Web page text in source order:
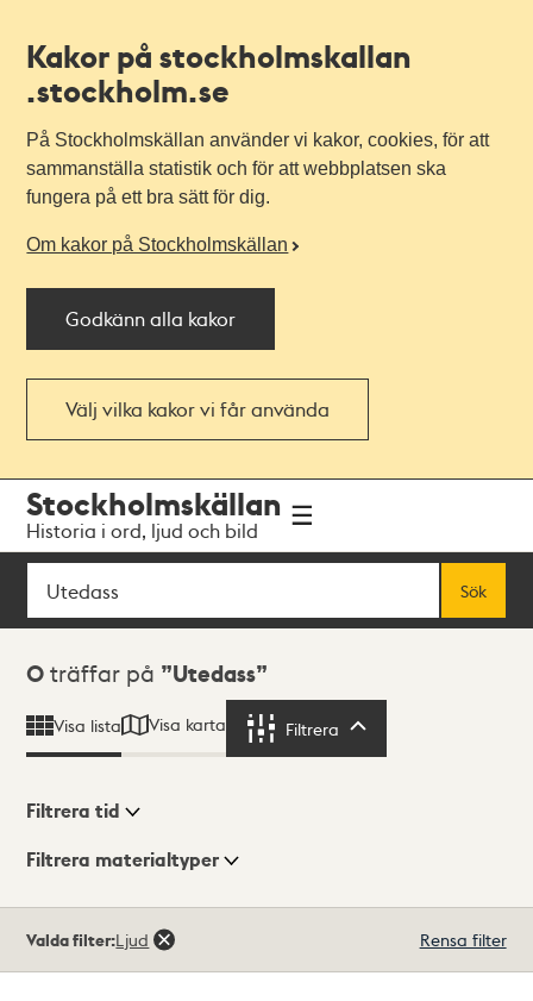
Kakor på stockholmskallan
.stockholm.se
På Stockholmskällan använder vi kakor, cookies, för att
sammanställa statistik och för att webbplatsen ska
fungera på ett bra sätt för dig.
Om kakor på Stockholmskällan
Godkänn alla kakor
Välj vilka kakor vi får använda
navigationen
huvudinnehållet
Stockholmskällan
Historia i ord, ljud och bild
Sök
Sök
Sökresultat
0 träffar på Utedass
Visa lista Visa karta Filtrera
Visningsläge
Filtrera tid
Filtrera materialtyper
träffar
Valda filter:Ljud Rensa filter